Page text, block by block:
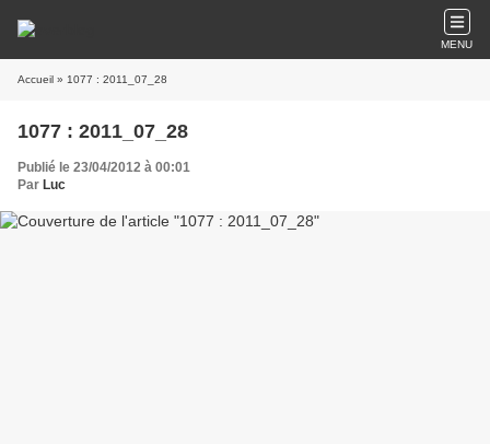
MENU
Accueil » 1077 : 2011_07_28
1077 : 2011_07_28
Publié le 23/04/2012 à 00:01
Par Luc